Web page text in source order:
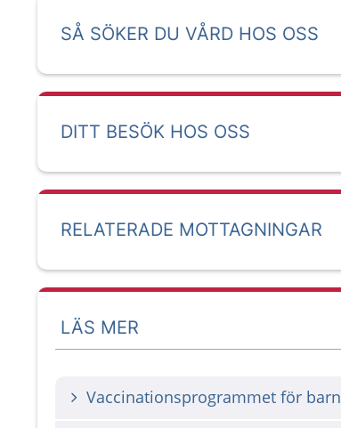
SÅ SÖKER DU VÅRD HOS OSS
DITT BESÖK HOS OSS
RELATERADE MOTTAGNINGAR
LÄS MER
Vaccinationsprogrammet för barn